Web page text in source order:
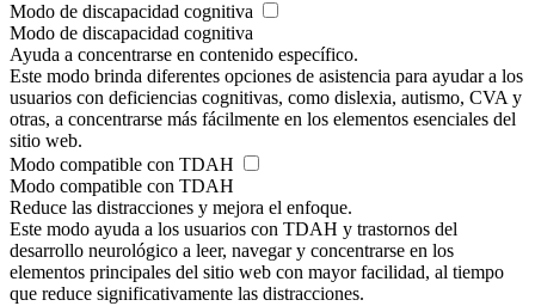
Modo de discapacidad cognitiva
Modo de discapacidad cognitiva
Ayuda a concentrarse en contenido específico.
Este modo brinda diferentes opciones de asistencia para ayudar a los
usuarios con deficiencias cognitivas, como dislexia, autismo, CVA y
otras, a concentrarse más fácilmente en los elementos esenciales del
sitio web.
Modo compatible con TDAH
Modo compatible con TDAH
Reduce las distracciones y mejora el enfoque.
Este modo ayuda a los usuarios con TDAH y trastornos del
desarrollo neurológico a leer, navegar y concentrarse en los
elementos principales del sitio web con mayor facilidad, al tiempo
que reduce significativamente las distracciones.